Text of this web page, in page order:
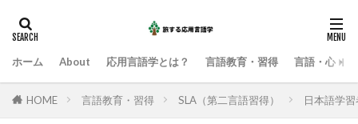
ホーム About 応用言語学とは？ 言語教育・習得 言語・心・
HOME 言語教育・習得 SLA（第二言語習得） 日本語学